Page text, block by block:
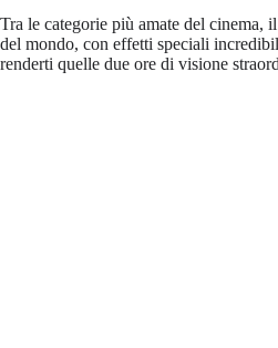
Tra le categorie più amate del cinema, il
del mondo, con effetti speciali
renderti quelle due ore di visione